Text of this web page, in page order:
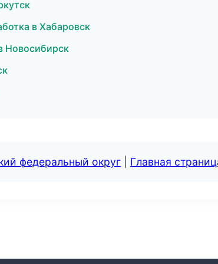
в Хабаровск
Новосибирск
федеральный округ Главная